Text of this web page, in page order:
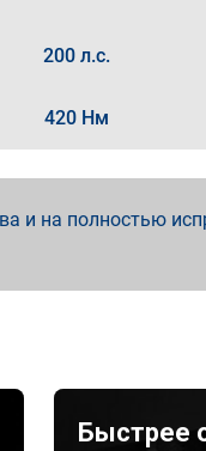
200 л.с.
420 Нм
и на полностью
Быстрее